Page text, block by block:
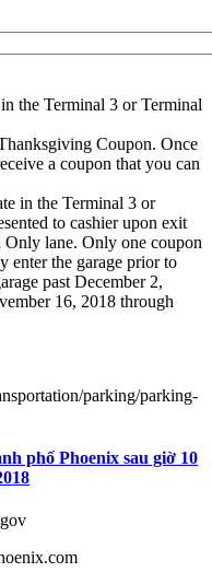
the Terminal 3 or Terminal
Coupon. Once
a coupon that you can
in the Terminal 3 or
to cashier upon exit
Only lane. Only one coupon
enter the garage prior to
past December 2,
16, 2018 through
parking/parking-
phố Phoenix sau giờ 10